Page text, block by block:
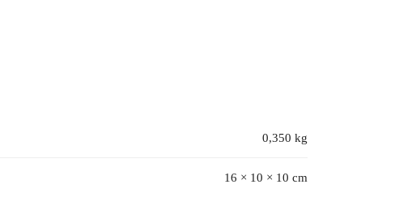
0,350 kg
16 × 10 × 10 cm